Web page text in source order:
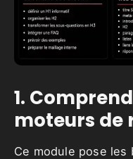
1.
moteurs de
Ce module pose les